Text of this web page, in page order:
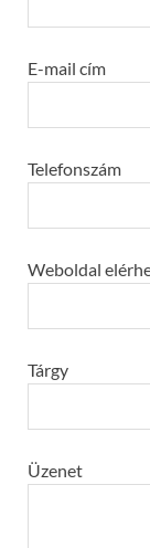
E-mail cím
Telefonszám
Weboldal
Tárgy
Üzenet